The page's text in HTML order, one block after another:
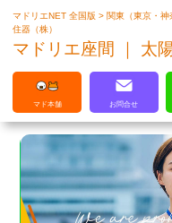
マドリエ
マドリエNET 全国版> 関東（東京・
住器（株）
マドリエ座間 ｜ 太
マド本舗 お問合せ